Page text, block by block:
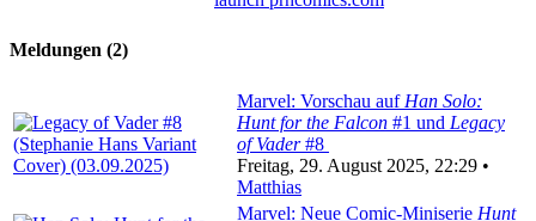
Meldungen (2)
Marvel: Vorschau auf Han Solo:
Hunt for the Falcon #1 und Legacy
of Vader#8
Freitag, 29. August 2025, 22:29 •
Matthias
Marvel: Neue Comic-Miniserie Hunt